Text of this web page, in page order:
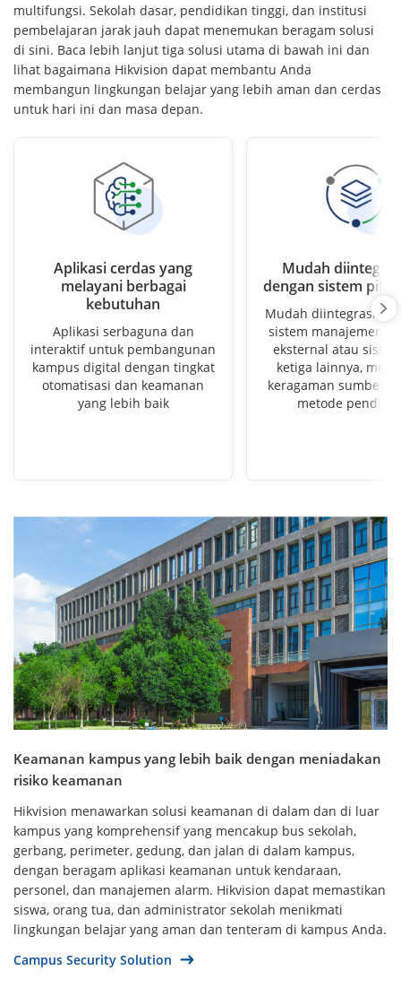
multifungsi. Sekolah dasar, pendidikan tinggi, dan institusi
pembelajaran jarak jauh dapat menemukan beragam solusi
di sini. Baca lebih lanjut tiga solusi utama di bawah ini dan
lihat bagaimana Hikvision dapat membantu Anda
membangun lingkungan belajar yang lebih aman dan cerdas
untuk hari ini dan masa depan.
Aplikasi cerdas yang
melayani berbagai
kebutuhan
Aplikasi serbaguna dan
interaktif untuk pembangunan
kampus digital dengan tingkat
otomatisasi dan keamanan
yang lebih baik
Mudah
dengan sistem
Mudah diintegrasikan
sistem manajemen
eksternal atau
ketiga lainnya,
keragaman sumber
metode
Keamanan kampus yang lebih baik dengan meniadakan
risiko keamanan
Hikvision menawarkan solusi keamanan di dalam dan di luar
kampus yang komprehensif yang mencakup bus sekolah,
gerbang, perimeter, gedung, dan jalan di dalam kampus,
dengan beragam aplikasi keamanan untuk kendaraan,
personel, dan manajemen alarm. Hikvision dapat memastikan
siswa, orang tua, dan administrator sekolah menikmati
lingkungan belajar yang aman dan tenteram di kampus Anda.
Campus Security Solution